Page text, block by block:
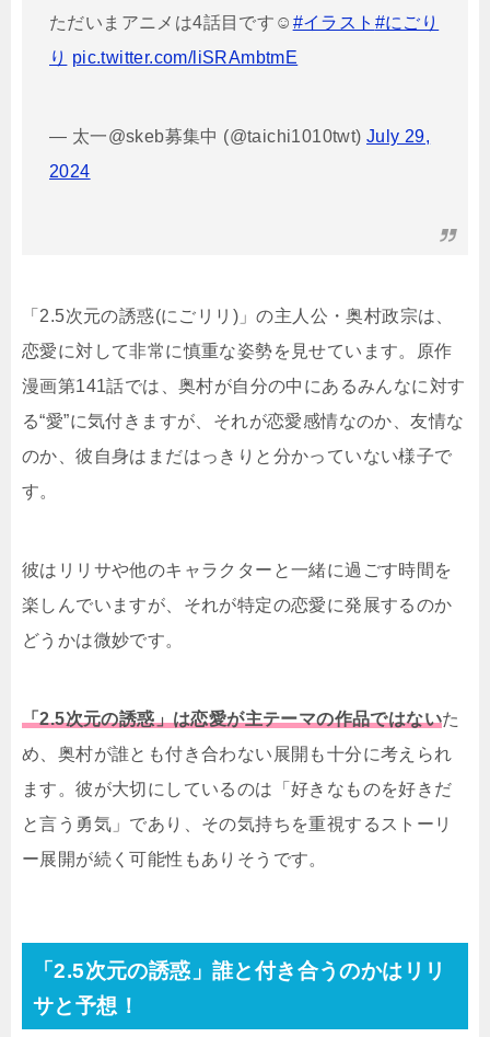
ただいまアニメは4話目です☺ #イラスト #にごり
り pic.twitter.com/liSRAmbtmE
— 太一@skeb募集中 (@taichi1010twt) July 29,
2024
「2.5次元の誘惑(にごリリ)」の主人公・奥村政宗は、
恋愛に対して非常に慎重な姿勢を見せています。原作
漫画第141話では、奥村が自分の中にあるみんなに対す
る“愛”に気付きますが、それが恋愛感情なのか、友情な
のか、彼自身はまだはっきりと分かっていない様子で
す。
彼はリリサや他のキャラクターと一緒に過ごす時間を
楽しんでいますが、それが特定の恋愛に発展するのか
どうかは微妙です。
「2.5次元の誘惑」は恋愛が主テーマの作品ではないた
め、奥村が誰とも付き合わない展開も十分に考えられ
ます。彼が大切にしているのは「好きなものを好きだ
と言う勇気」であり、その気持ちを重視するストーリ
ー展開が続く可能性もありそうです。
「2.5次元の誘惑」誰と付き合うのかはリリ
サと予想！